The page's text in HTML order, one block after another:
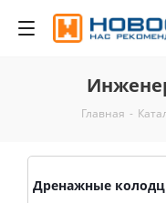
Главная -
Дренажные